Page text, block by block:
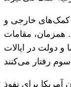
کمک‌های خارجی و
همزمان، مقامات
و دولت در ایالات
آمریکا برای نفوذ